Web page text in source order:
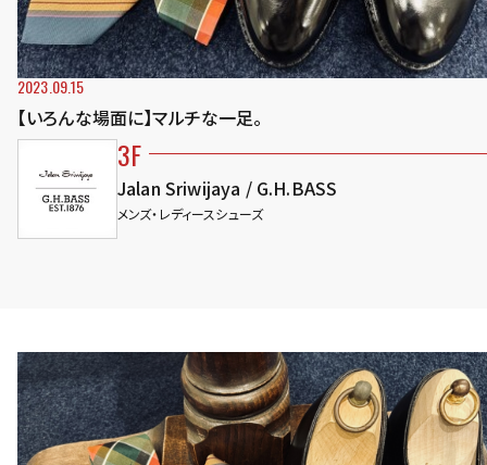
2023.09.15
【いろんな場面に】マルチな一足。
3F
Jalan Sriwijaya / G.H.BASS
メンズ・レディースシューズ